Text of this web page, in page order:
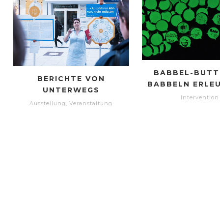
BABBEL-
BABBELN
Intervention
BERICHTE VON
UNTERWEGS
Ausstellung ,Veranstaltung